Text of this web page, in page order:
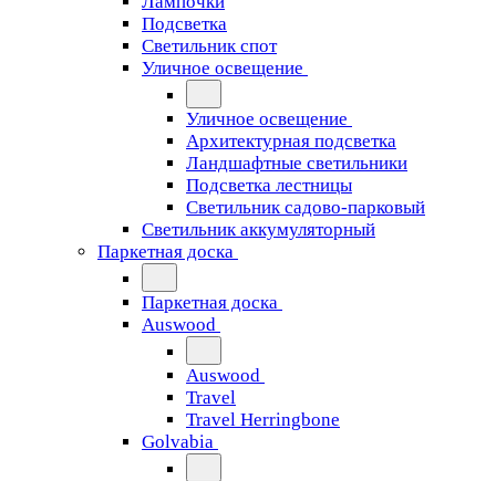
Подсветка
Светильник спот
Уличное освещение
Уличное освещение
Архитектурная подсветка
Ландшафтные светильники
Подсветка лестницы
Светильник садово-парковый
Светильник аккумуляторный
Паркетная доска
Паркетная доска
Auswood
Auswood
Travel
Travel Herringbone
Golvabia